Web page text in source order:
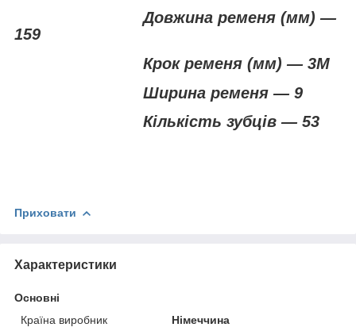
Довжина ременя (мм) —
159
Крок ременя (мм) — 3М
Ширина ременя — 9
Кількість зубців — 53
Приховати
Характеристики
Основні
Країна виробник
Німеччина